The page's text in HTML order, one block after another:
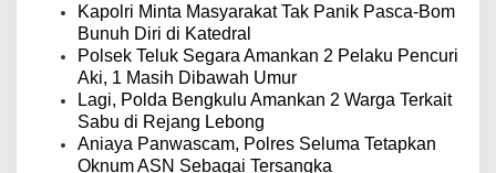
Kapolri Minta Masyarakat Tak Panik Pasca-Bom
Bunuh Diri di Katedral
Polsek Teluk Segara Amankan 2 Pelaku Pencuri
Aki, 1 Masih Dibawah Umur
Lagi, Polda Bengkulu Amankan 2 Warga Terkait
Sabu di Rejang Lebong
Aniaya Panwascam, Polres Seluma Tetapkan
Oknum ASN Sebagai Tersangka